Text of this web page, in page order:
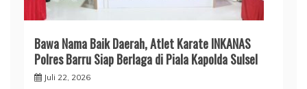
​Bawa Nama Baik Daerah, Atlet Karate INKANAS
Polres Barru Siap Berlaga di Piala Kapolda Sulsel
Juli 22, 2026